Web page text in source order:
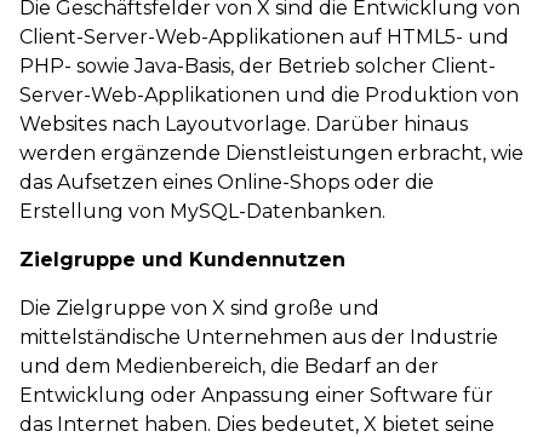
Die Geschäftsfelder von X sind die Entwicklung von
Client-Server-Web-Applikationen auf HTML5- und
PHP- sowie Java-Basis, der Betrieb solcher Client-
Server-Web-Applikationen und die Produktion von
Websites nach Layoutvorlage. Darüber hinaus
werden ergänzende Dienstleistungen erbracht, wie
das Aufsetzen eines Online-Shops oder die
Erstellung von MySQL-Datenbanken.
Zielgruppe und Kundennutzen
Die Zielgruppe von X sind große und
mittelständische Unternehmen aus der Industrie
und dem Medienbereich, die Bedarf an der
Entwicklung oder Anpassung einer Software für
das Internet haben. Dies bedeutet, X bietet seine